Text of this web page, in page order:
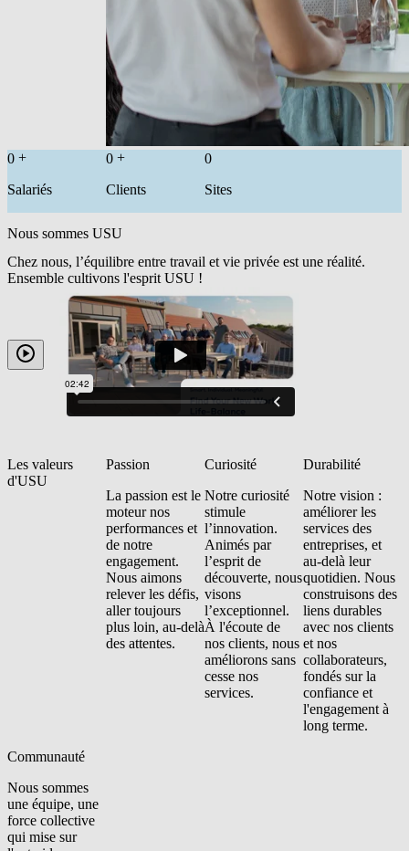
0 +
Salariés
0 +
Clients
0
Sites
Nous sommes USU
Chez nous, l’équilibre entre travail et vie privée est une réalité.
Ensemble cultivons l'esprit USU !
Les valeurs
d'USU
Passion
La passion est le
moteur nos
performances et
de notre
engagement.
Nous aimons
relever les défis,
aller toujours
plus loin, au-delà
des attentes.
Curiosité
Notre curiosité
stimule
l’innovation.
Animés par
l’esprit de
découverte, nous
visons
l’exceptionnel.
À l'écoute de
nos clients, nous
améliorons sans
cesse nos
services.
Durabilité
Notre vision :
améliorer les
services des
entreprises, et
au-delà leur
quotidien. Nous
construisons des
liens durables
avec nos clients
et nos
collaborateurs,
fondés sur la
confiance et
l'engagement à
long terme.
Communauté
Nous sommes
une équipe, une
force collective
qui mise sur